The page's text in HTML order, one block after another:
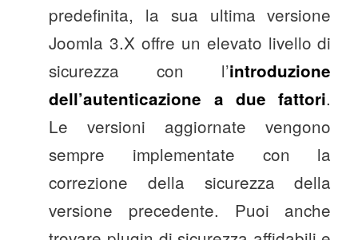
predefinita, la sua ultima versione
Joomla 3.X offre un elevato livello di
sicurezza con l’introduzione
dell’autenticazione a due fattori.
Le versioni aggiornate vengono
sempre implementate con la
correzione della sicurezza della
versione precedente. Puoi anche